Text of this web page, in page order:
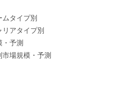
タイプ別
アタイプ別
・予測
場規模・予測